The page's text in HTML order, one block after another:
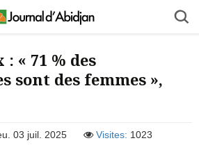
« 71 % des
sont des femmes »,
03 juil. 2025 Visites: 1023